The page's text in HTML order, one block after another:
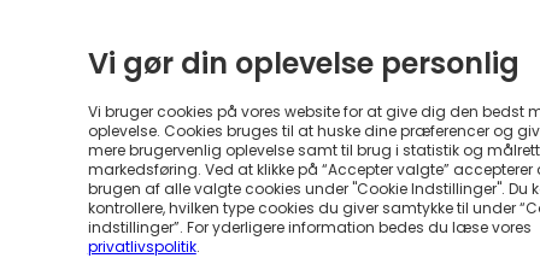
Vi gør din oplevelse personlig
Vi bruger cookies på vores website for at give dig den bedst
oplevelse. Cookies bruges til at huske dine præferencer og
mere brugervenlig oplevelse samt til brug i statistik og
markedsføring. Ved at klikke på “Accepter valgte” accepterer
brugen af alle valgte cookies under "Cookie Indstillinger". Du
kontrollere, hvilken type cookies du giver samtykke til under
indstillinger”. For yderligere information bedes du læse vores
privatlivspolitik.